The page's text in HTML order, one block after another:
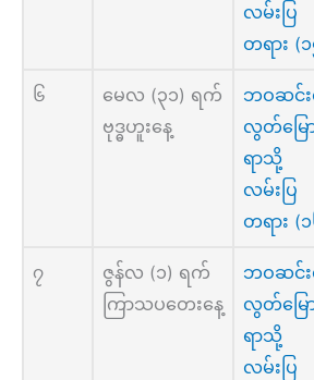
လမ်းပြ
တရား (
၆
မေလ (၃၁) ရက်
ဗုဒ္ဓဟူးနေ့
ဘဝဆင်း
လွတ်မြေ
ရာသို့
လမ်းပြ
တရား (
၇
ဇွန်လ (၁) ရက်
ကြာသပတေးနေ့
ဘဝဆင်း
လွတ်မြေ
ရာသို့
လမ်းပြ